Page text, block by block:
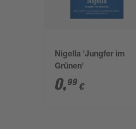
Nigella 'Jungfer im
Grünen'
0,99 €